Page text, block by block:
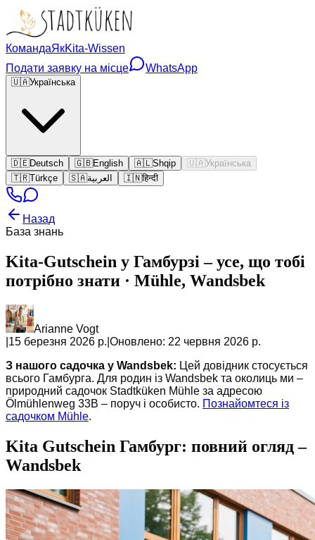
КомандаЯкKita-Wissen
Подати заявку на місце
WhatsApp
🇺🇦Українська
🇩🇪Deutsch 🇬🇧English 🇦🇱Shqip 🇺🇦 Українська
🇹🇷Türkçe 🇸🇦العربية 🇮🇳हिन्दी
Назад
База знань
Kita-Gutschein у Гамбурзі – усе, що тобі
потрібно знати · Mühle, Wandsbek
Arianne Vogt
15 березня 2026 р. Оновлено: 22 червня 2026 р.
З нашого садочка у Wandsbek: Цей довідник стосується
всього Гамбурга. Для родин із Wandsbek та околиць ми –
природний садочок Stadtküken Mühle за адресою
Ölmühlenweg 33B – поруч і особисто. Познайомтеся із
садочком Mühle.
Kita Gutschein Гамбург: повний огляд –
Wandsbek